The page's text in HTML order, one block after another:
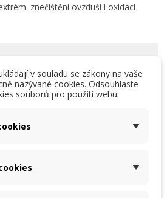
znečištění ovzduší i oxidaci
- výrazně Vám prodlouží letní
tak, aby byly odolné proti UV
znečištění ovzduší, oxidaci.
rodinného domu, garáže,
v souladu se zákony na vaše
nazývané cookies. Odsouhlaste
souborů pro použití webu.